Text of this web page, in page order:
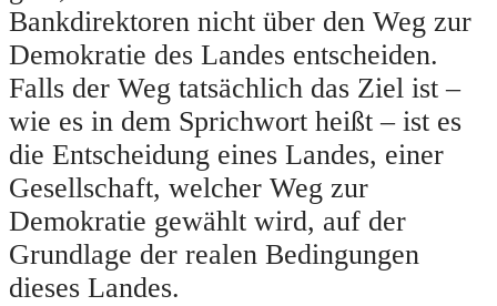
Bankdirektoren nicht über den Weg zur
Demokratie des Landes entscheiden.
Falls der Weg tatsächlich das Ziel ist –
wie es in dem Sprichwort heißt – ist es
die Entscheidung eines Landes, einer
Gesellschaft, welcher Weg zur
Demokratie gewählt wird, auf der
Grundlage der realen Bedingungen
dieses Landes.